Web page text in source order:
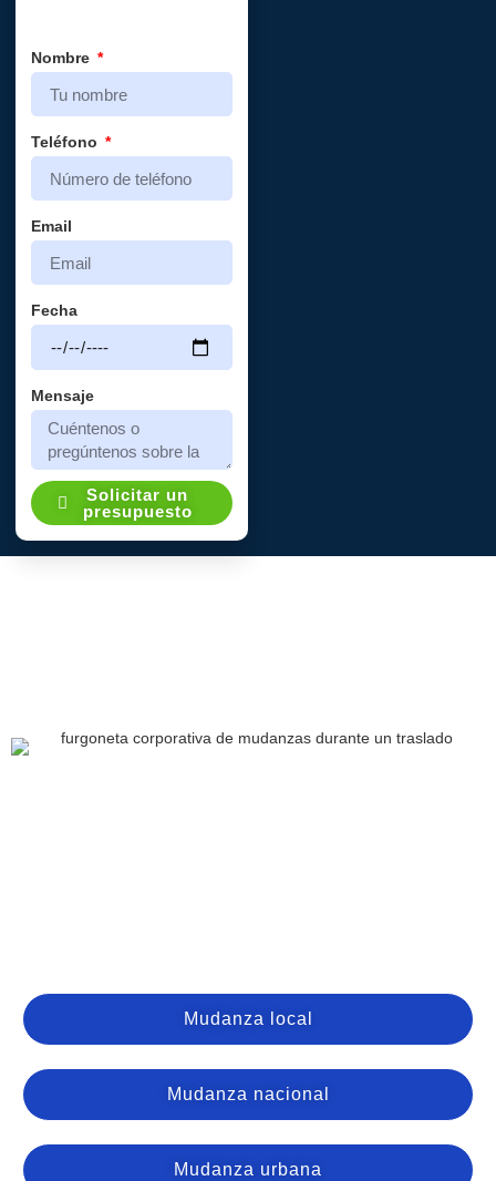
Nombre
Teléfono
Email
Fecha
Mensaje
Solicitar un
presupuesto
Mudanza local
Mudanza nacional
Mudanza urbana